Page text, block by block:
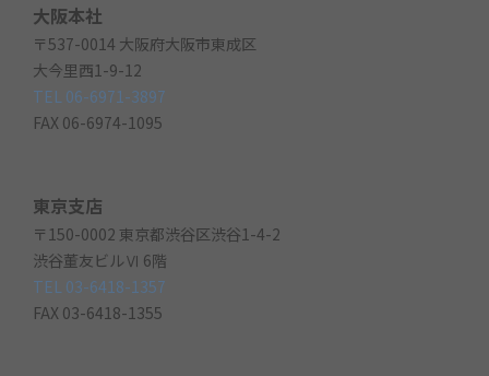
大阪本社
〒537-0014 大阪府大阪市東成区
大今里西1-9-12
TEL 06-6971-3897
FAX 06-6974-1095
東京支店
〒150-0002 東京都渋谷区渋谷1-4-2
渋谷董友ビルⅥ 6階
TEL 03-6418-1357
FAX 03-6418-1355